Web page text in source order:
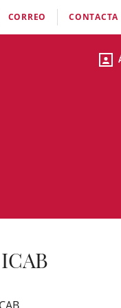
CORREO CONTACTA